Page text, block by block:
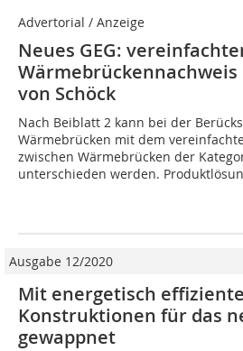
Advertorial / Anzeige
Neues GEG:
von Schöck
Nach Beiblatt 2 kann bei der
Wärmebrücken mit dem
zwischen Wärmebrücken der
unterschieden werden.
Ausgabe 12/2020
Mit energetisch
Konstruk­tionen für das
gewappnet